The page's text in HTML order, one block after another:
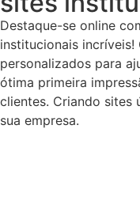
Destaque-se online
institucionais
personalizados para
ótima primeira
clientes. Criando sites
sua empresa.